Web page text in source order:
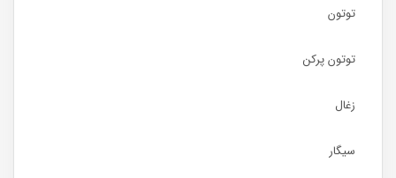
توتون
توتون پرکن
زغال
سیگار